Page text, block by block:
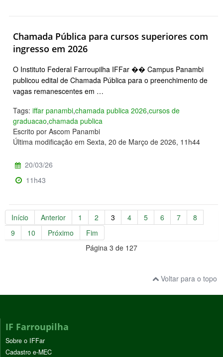
Chamada Pública para cursos superiores com
ingresso em 2026
O Instituto Federal Farroupilha IFFar �� Campus Panambi
publicou edital de Chamada Pública para o preenchimento de
vagas remanescentes em …
Tags: iffar panambi,chamada publica 2026,cursos de
graduacao,chamada publica
Escrito por Ascom Panambi
Última modificação em Sexta, 20 de Março de 2026, 11h44
20/03/26
11h43
Início Anterior 1 2 3 4 5 6 7
8
9
10 Próximo
Fim
Página 3 de 127
Voltar para o topo
IF Farroupilha
Sobre o IFFar
Cadastro e-MEC